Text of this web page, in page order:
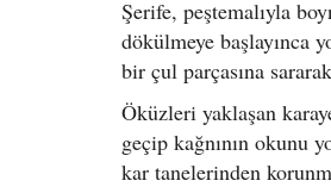
Şerife, peştemalıyla
dökülmeye başlayınca
bir çul parçasına
Öküzleri yaklaşan
geçip kağnının okunu
kar tanelerinden